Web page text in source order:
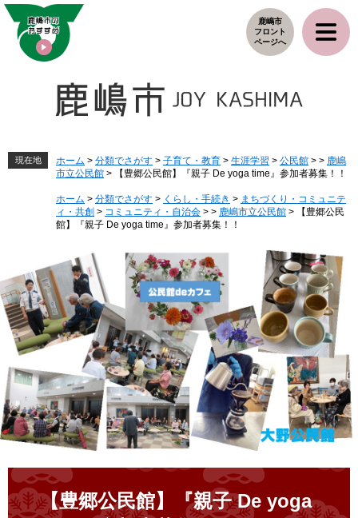
ペ
メ
鹿嶋市
フロント
ページへ
現在地 ホーム > 分類でさがす > 子育て・教育 > 生涯学習 > 公民館 > > 鹿嶋
市立公民館 > 【豊郷公民館】『親子 De yoga time』参加者募集！！
ホーム > 分類でさがす > くらし・手続き > まちづくり・コミュニテ
ィ・共創 > コミュニティ・自治会 > > 鹿嶋市立公民館 >
【豊郷公民
館】『親子 De yoga time』参加者募集！！
本
文
【豊郷公民館】『親子 De yoga